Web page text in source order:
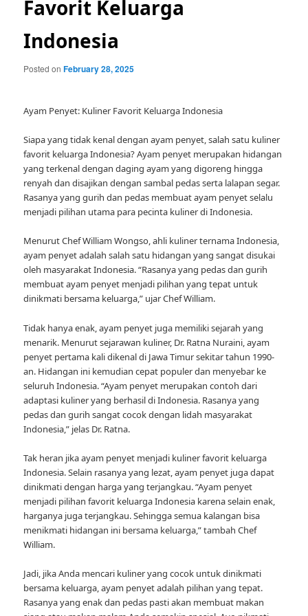
Favorit Keluarga
Indonesia
Posted onFebruary 28, 2025
Ayam Penyet: Kuliner Favorit Keluarga Indonesia
Siapa yang tidak kenal dengan ayam penyet, salah satu kuliner
favorit keluarga Indonesia? Ayam penyet merupakan hidangan
yang terkenal dengan daging ayam yang digoreng hingga
renyah dan disajikan dengan sambal pedas serta lalapan segar.
Rasanya yang gurih dan pedas membuat ayam penyet selalu
menjadi pilihan utama para pecinta kuliner di Indonesia.
Menurut Chef William Wongso, ahli kuliner ternama Indonesia,
ayam penyet adalah salah satu hidangan yang sangat disukai
oleh masyarakat Indonesia. “Rasanya yang pedas dan gurih
membuat ayam penyet menjadi pilihan yang tepat untuk
dinikmati bersama keluarga,” ujar Chef William.
Tidak hanya enak, ayam penyet juga memiliki sejarah yang
menarik. Menurut sejarawan kuliner, Dr. Ratna Nuraini, ayam
penyet pertama kali dikenal di Jawa Timur sekitar tahun 1990-
an. Hidangan ini kemudian cepat populer dan menyebar ke
seluruh Indonesia. “Ayam penyet merupakan contoh dari
adaptasi kuliner yang berhasil di Indonesia. Rasanya yang
pedas dan gurih sangat cocok dengan lidah masyarakat
Indonesia,” jelas Dr. Ratna.
Tak heran jika ayam penyet menjadi kuliner favorit keluarga
Indonesia. Selain rasanya yang lezat, ayam penyet juga dapat
dinikmati dengan harga yang terjangkau. “Ayam penyet
menjadi pilihan favorit keluarga Indonesia karena selain enak,
harganya juga terjangkau. Sehingga semua kalangan bisa
menikmati hidangan ini bersama keluarga,” tambah Chef
William.
Jadi, jika Anda mencari kuliner yang cocok untuk dinikmati
bersama keluarga, ayam penyet adalah pilihan yang tepat.
Rasanya yang enak dan pedas pasti akan membuat makan